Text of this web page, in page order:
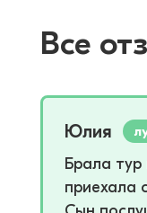
Все
Юлия
Брала тур
приехала